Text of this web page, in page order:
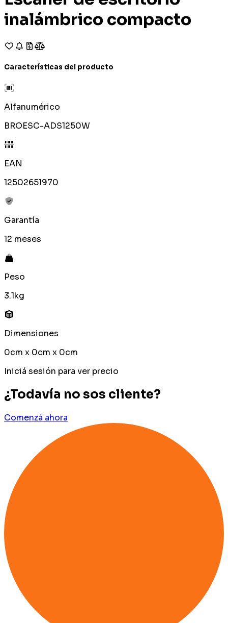
inalámbrico compacto
Características del producto
Alfanumérico
BROESC-ADS1250W
EAN
12502651970
Garantía
12 meses
Peso
3.1kg
Dimensiones
0cm x 0cm x 0cm
Iniciá sesión para ver precio
¿Todavía no sos cliente?
Comenzá ahora